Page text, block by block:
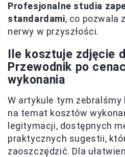
Profesjonalne studia
standardami, co pozwala
nerwy w przyszłości.
Ile kosztuje zdjęcie
Przewodnik po
wykonania
W artykule tym
na temat kosztów
legitymacji, dostępnych
praktycznych sugestii,
zaoszczędzić. Dla